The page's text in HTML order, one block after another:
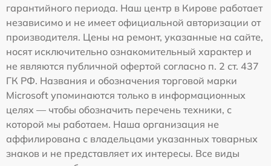
гарантийного периода. Наш центр в Кирове работает
независимо и не имеет официальной авторизации от
производителя. Цены на ремонт, указанные на сайте,
носят исключительно ознакомительный характер и
не являются публичной офертой согласно п. 2 ст. 437
ГК РФ. Названия и обозначения торговой марки
Microsoft упоминаются только в информационных
целях — чтобы обозначить перечень техники, с
которой мы работаем. Наша организация не
аффилирована с владельцами указанных товарных
знаков и не представляет их интересы. Все виды